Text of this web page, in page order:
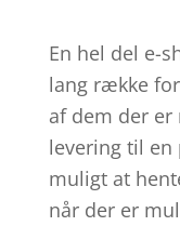
En hel del e-
lang række
af dem der
levering til en
muligt at
når der er